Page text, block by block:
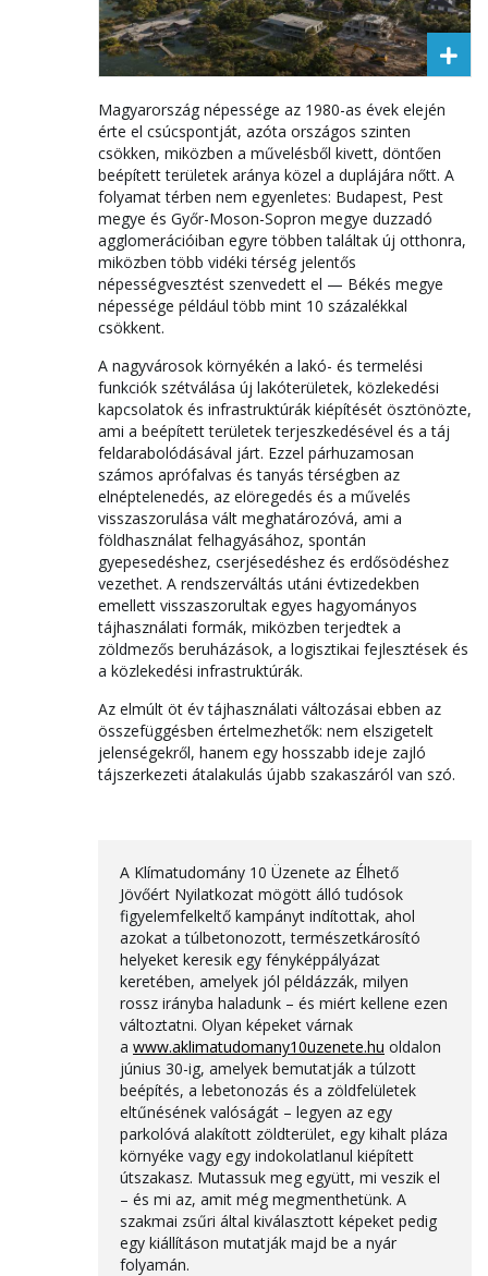
Magyarország népessége az 1980-as évek elején
érte el csúcspontját, azóta országos szinten
csökken, miközben a művelésből kivett, döntően
beépített területek aránya közel a duplájára nőtt. A
folyamat térben nem egyenletes: Budapest, Pest
megye és Győr-Moson-Sopron megye duzzadó
agglomerációiban egyre többen találtak új otthonra,
miközben több vidéki térség jelentős
népességvesztést szenvedett el — Békés megye
népessége például több mint 10 százalékkal
csökkent.
A nagyvárosok környékén a lakó- és termelési
funkciók szétválása új lakóterületek, közlekedési
kapcsolatok és infrastruktúrák kiépítését ösztönözte,
ami a beépített területek terjeszkedésével és a táj
feldarabolódásával járt. Ezzel párhuzamosan
számos aprófalvas és tanyás térségben az
elnéptelenedés, az elöregedés és a művelés
visszaszorulása vált meghatározóvá, ami a
földhasználat felhagyásához, spontán
gyepesedéshez, cserjésedéshez és erdősödéshez
vezethet. A rendszerváltás utáni évtizedekben
emellett visszaszorultak egyes hagyományos
tájhasználati formák, miközben terjedtek a
zöldmezős beruházások, a logisztikai fejlesztések és
a közlekedési infrastruktúrák.
Az elmúlt öt év tájhasználati változásai ebben az
összefüggésben értelmezhetők: nem elszigetelt
jelenségekről, hanem egy hosszabb ideje zajló
tájszerkezeti átalakulás újabb szakaszáról van szó.
A Klímatudomány 10 Üzenete az Élhető
Jövőért Nyilatkozat mögött álló tudósok
figyelemfelkeltő kampányt indítottak, ahol
azokat a túlbetonozott, természetkárosító
helyeket keresik egy fényképpályázat
keretében, amelyek jól példázzák, milyen
rossz irányba haladunk – és miért kellene ezen
változtatni. Olyan képeket várnak
a www.aklimatudomany10uzenete.hu oldalon
június 30-ig, amelyek bemutatják a túlzott
beépítés, a lebetonozás és a zöldfelületek
eltűnésének valóságát – legyen az egy
parkolóvá alakított zöldterület, egy kihalt pláza
környéke vagy egy indokolatlanul kiépített
útszakasz. Mutassuk meg együtt, mi veszik el
– és mi az, amit még megmenthetünk. A
szakmai zsűri által kiválasztott képeket pedig
egy kiállításon mutatják majd be a nyár
folyamán.